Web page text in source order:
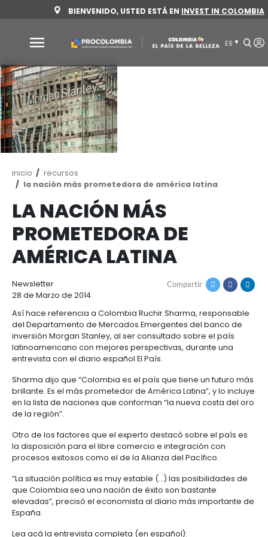
al
contenido
principal
BIENVENIDO, USTED ESTÁ ENINVEST
Por
qué
Colombia
Sectores
para
invertir
Sectores
para
invertir
Agroindustria
alimentos
Agroindustria
alimentos
procesados
Cacao
y
derivados
Energía
Energía
Energía
renovable
Hidrógeno
verde
Salud
y
Salud
y
ciencias
Cosméticos
Infraestructura
Infraestructura
Manufacturas
Cómo
invertir
invertir
1.
Régimen
general
la
inversión
extranjera
2.
Régimen
corporativo
Recursos
Acompañamiento
Buscador
de
oportunidades
Buscador
oportunidades
Directorio
servicios
Contacto
Ruta
de
navegación
inicio
recursos
la nación más prometedora de américa
LA NACIÓN MÁS
PROMETEDORA DE
AMÉRICA LATINA
Newsletter
Así hace referencia a Colombia Ruchir Sharma,
del Departamento de Mercados Emergentes del
inversión Morgan Stanley, al ser consultado sobre
latinoamericano con mejores perspectivas,
entrevista con el diario español El País.
Sharma dijo que “Colombia es el país que tiene un
brillante. Es el más prometedor de América Latina”,
en la lista de naciones que conforman “la nueva
de la región”.